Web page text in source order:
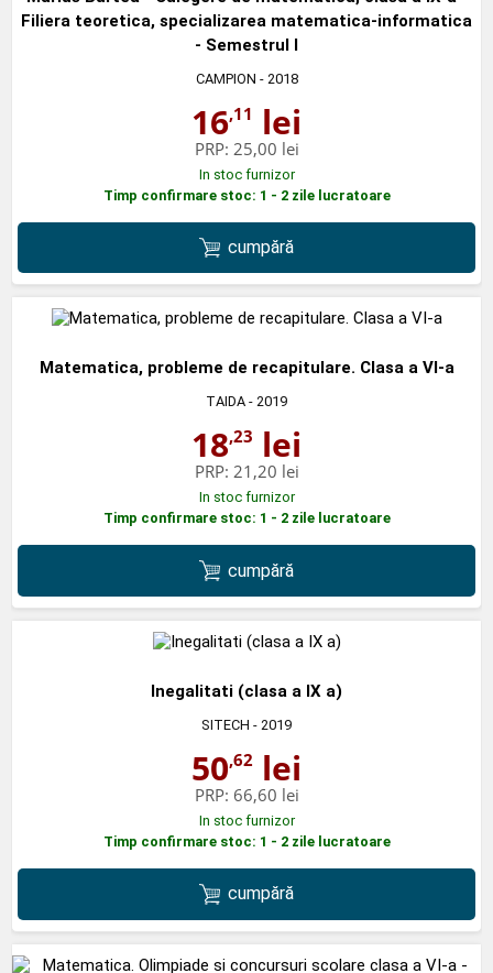
Filiera teoretica, specializarea matematica-informatica
- Semestrul I
CAMPION - 2018
16,11 lei
PRP: 25,00 lei
In stoc furnizor
Timp confirmare stoc: 1 - 2 zile lucratoare
cumpără
Matematica, probleme de recapitulare. Clasa a VI-a
TAIDA - 2019
18,23 lei
PRP: 21,20 lei
In stoc furnizor
Timp confirmare stoc: 1 - 2 zile lucratoare
cumpără
Inegalitati (clasa a IX a)
SITECH - 2019
50,62 lei
PRP: 66,60 lei
In stoc furnizor
Timp confirmare stoc: 1 - 2 zile lucratoare
cumpără